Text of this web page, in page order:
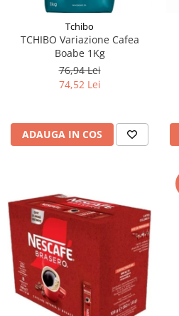
Tchibo
TCHIBO Variazione Cafea
Boabe 1Kg
76,94 Lei
74,52 Lei
ADAUGA IN COS